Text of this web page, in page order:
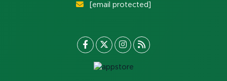
[email protected]